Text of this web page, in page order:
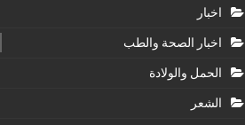
اخبار
اخبار الصحة والطب
الحمل والولادة
الشعر